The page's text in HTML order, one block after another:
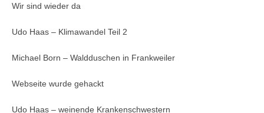
Wir sind wieder da
Udo Haas – Klimawandel Teil 2
Michael Born – Waldduschen in Frankweiler
Webseite wurde gehackt
Udo Haas – weinende Krankenschwestern